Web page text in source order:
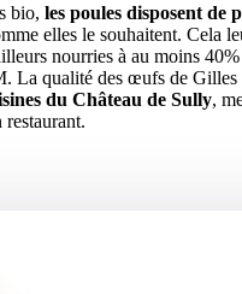
bio, les poules disposent de
elles le souhaitent. Cela
nourries à au moins
La qualité des œufs de
du Château de Sully,